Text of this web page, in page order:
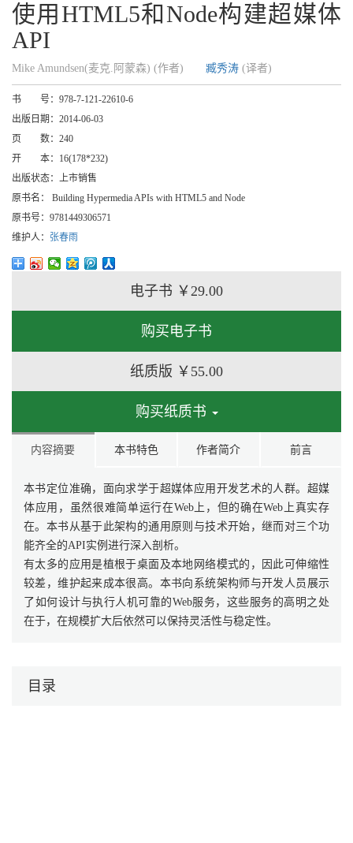
使用HTML5和Node构建超媒体
API
Mike Amundsen(麦克.阿蒙森) (作者) 臧秀涛 (译者)
书 号： 978-7-121-22610-6
出版日期： 2014-06-03
页 数： 240
开 本： 16(178*232)
出版状态： 上市销售
原书名：
Building Hypermedia APIs with HTML5 and Node
原书号： 9781449306571
维护人： 张春雨
电子书 ￥29.00
购买电子书
纸质版 ￥55.00
购买纸质书
内容摘要 本书特色 作者简介 前言
本书定位准确，面向求学于超媒体应用开发艺术的人群。超媒
体应用，虽然很难简单运行在Web上，但的确在Web上真实存
在。本书从基于此架构的通用原则与技术开始，继而对三个功
能齐全的API实例进行深入剖析。
有太多的应用是植根于桌面及本地网络模式的，因此可伸缩性
较差，维护起来成本很高。本书向系统架构师与开发人员展示
了如何设计与执行人机可靠的Web服务，这些服务的高明之处
在于，在规模扩大后依然可以保持灵活性与稳定性。
目录